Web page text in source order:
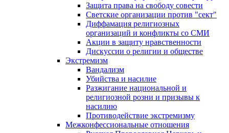
Защита права на свободу совести
Светские организации против "сект"
Диффамация религиозных
организаций и конфликты со СМИ
Акции в защиту нравственности
Дискуссии о религии и обществе
Экстремизм
Вандализм
Убийства и насилие
Разжигание национальной и
религиозной розни и призывы к
насилию
Противодействие экстремизму
Межконфессиональные отношения